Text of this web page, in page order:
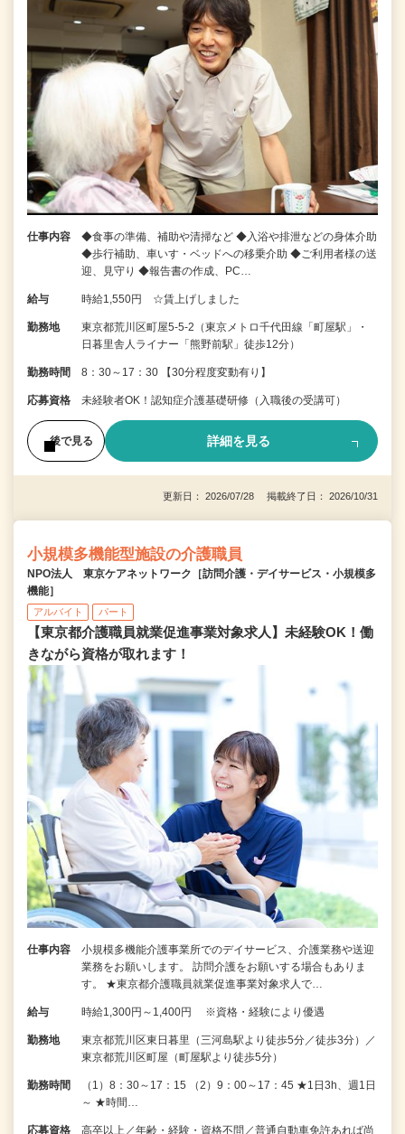
仕事内容
◆食事の準備、補助や清掃など ◆入浴や排泄などの身体介助
◆歩行補助、車いす・ベッドへの移乗介助 ◆ご利用者様の送
迎、見守り ◆報告書の作成、PC…
給与 時給1,550円 ☆賃上げしました
勤務地
東京都荒川区町屋5-5-2（東京メトロ千代田線「町屋駅」・
日暮里舎人ライナー「熊野前駅」徒歩12分）
勤務時間 8：30～17：30 【30分程度変動有り】
応募資格 未経験者OK！認知症介護基礎研修（入職後の受講可）
後で見る 詳細を見る
更新日： 2026/07/28 掲載終了日： 2026/10/31
小規模多機能型施設の介護職員
NPO法人 東京ケアネットワーク［訪問介護・デイサービス・小規模多
機能］
アルバイト パート
【東京都介護職員就業促進事業対象求人】未経験OK！働
きながら資格が取れます！
仕事内容
小規模多機能介護事業所でのデイサービス、介護業務や送迎
業務をお願いします。 訪問介護をお願いする場合もありま
す。 ★東京都介護職員就業促進事業対象求人で…
給与 時給1,300円～1,400円 ※資格・経験により優遇
勤務地
東京都荒川区東日暮里（三河島駅より徒歩5分／徒歩3分）／
東京都荒川区町屋（町屋駅より徒歩5分）
勤務時間
（1）8：30～17：15 （2）9：00～17：45 ★1日3h、週1日
～ ★時間…
応募資格 高卒以上／年齢・経験・資格不問／普通自動車免許あれば尚